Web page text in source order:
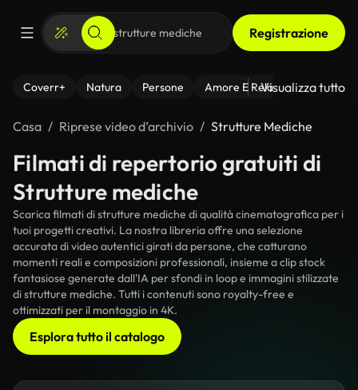
Registrazione
Coverr+ Natura Persone Amore E Relazioni Il
Visualizza tutto
Casa Riprese video d’archivio Strutture Mediche
Filmati di repertorio gratuiti di
Strutture mediche
Scarica filmati di strutture mediche di qualità cinematografica per i
tuoi progetti creativi. La nostra libreria offre una selezione
accurata di video autentici girati da persone, che catturano
momenti reali e composizioni professionali, insieme a clip stock
fantasiose generate dall'IA per sfondi in loop e immagini stilizzate
di strutture mediche. Tutti i contenuti sono royalty-free e
ottimizzati per il montaggio in 4K.
Esplora tutto il catalogo